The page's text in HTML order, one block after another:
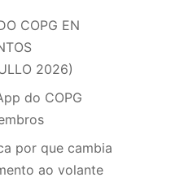
COPG EN
2026)
do COPG
por que cambia
ao volante